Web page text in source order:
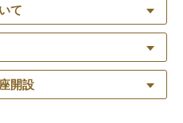
て
開設